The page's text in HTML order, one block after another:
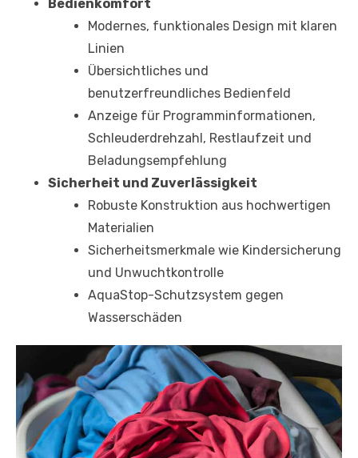
Bedienkomfort
Modernes, funktionales Design mit klaren
Linien
Übersichtliches und
benutzerfreundliches Bedienfeld
Anzeige für Programminformationen,
Schleuderdrehzahl, Restlaufzeit und
Beladungsempfehlung
Sicherheit und Zuverlässigkeit
Robuste Konstruktion aus hochwertigen
Materialien
Sicherheitsmerkmale wie Kindersicherung
und Unwuchtkontrolle
AquaStop-Schutzsystem gegen
Wasserschäden